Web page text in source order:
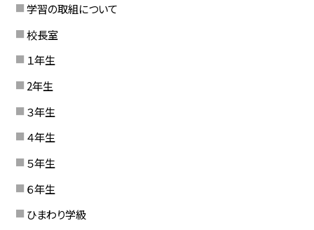
学習の取組について
校長室
１年生
2年生
３年生
４年生
５年生
６年生
ひまわり学級